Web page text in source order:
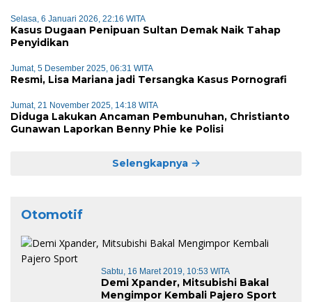
Selasa, 6 Januari 2026, 22:16 WITA
Kasus Dugaan Penipuan Sultan Demak Naik Tahap
Penyidikan
Jumat, 5 Desember 2025, 06:31 WITA
Resmi, Lisa Mariana jadi Tersangka Kasus Pornografi
Jumat, 21 November 2025, 14:18 WITA
Diduga Lakukan Ancaman Pembunuhan, Christianto
Gunawan Laporkan Benny Phie ke Polisi
Selengkapnya
Otomotif
Sabtu, 16 Maret 2019, 10:53 WITA
Demi Xpander, Mitsubishi Bakal
Mengimpor Kembali Pajero Sport